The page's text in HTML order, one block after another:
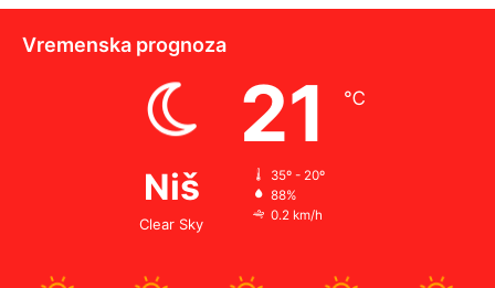
Vremenska prognoza
Niš
Clear Sky
21 ℃
35º - 20º
88%
0.2 km/h